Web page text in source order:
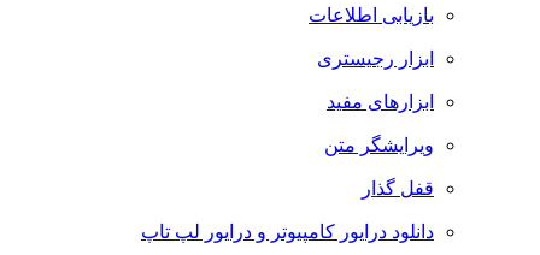
بازیابی اطلاعات
ابزار رجیستری
ابزارهای مفید
ویرایشگر متن
قفل گذار
دانلود درایور کامپیوتر و درایور لپ تاپ